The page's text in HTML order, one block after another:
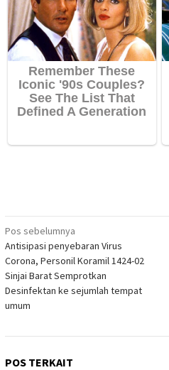
Navigasi
pos
Pos sebelumnya
Antisipasi penyebaran Virus
Corona, Personil Koramil 1424-02
Sinjai Barat Semprotkan
Desinfektan ke sejumlah tempat
umum
POS TERKAIT